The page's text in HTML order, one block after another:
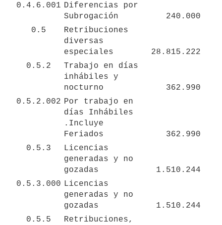
0.4.6.001 Diferencias por
Subrogación
240.000
0.5
Retribuciones
diversas
especiales
28.815.222
0.5.2
Trabajo en días
inhábiles y
nocturno
362.990
0.5.2.002 Por trabajo en
días Inhábiles
.Incluye
Feriados
362.990
0.5.3
Licencias
generadas y no
gozadas
1.510.244
0.5.3.000 Licencias
generadas y no
gozadas
1.510.244
0.5.5
Retribuciones,